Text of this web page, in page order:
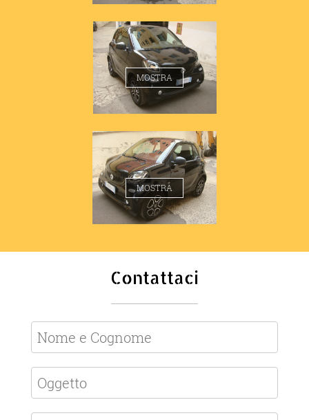
SMART 453 PASSION
MOSTRA
SMART 453 PASSION
MOSTRA
Contattaci